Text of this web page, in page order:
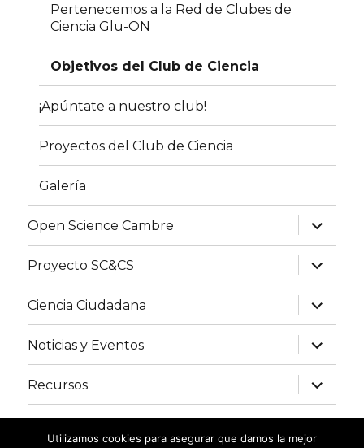
Pertenecemos a la Red de Clubes de
Ciencia Glu-ON
Objetivos del Club de Ciencia
¡Apúntate a nuestro club!
Proyectos del Club de Ciencia
Galería
Open Science Cambre
expand
child
menu
Proyecto SC&CS
expand
child
menu
Ciencia Ciudadana
expand
child
menu
Noticias y Eventos
expand
child
menu
Recursos
expand
child
menu
Utilizamos cookies para asegurar que damos la mejor